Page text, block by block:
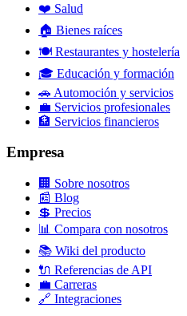
❤️ Salud
🏠 Bienes raíces
🍽️ Restaurantes y hostelería
🎓 Educación y formación
🚗 Automoción y servicios
💼 Servicios profesionales
🏦 Servicios financieros
Empresa
🏢 Sobre nosotros
📰 Blog
💲 Precios
📊 Compara con nosotros
📚 Wiki del producto
🔌 Referencias de API
💼 Carreras
🔗 Integraciones